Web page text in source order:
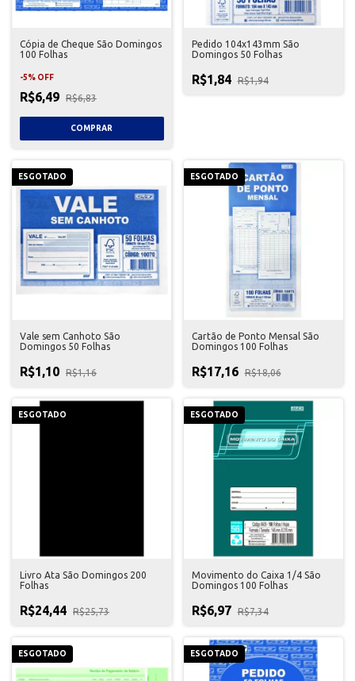
Cópia de Cheque São Domingos
100 Folhas
-5% OFF
R$6,49 R$6,83
Pedido 104x143mm São
Domingos 50 Folhas
R$1,84 R$1,94
ESGOTADO
Vale sem Canhoto São
Domingos 50 Folhas
R$1,10 R$1,16
ESGOTADO
Cartão de Ponto Mensal São
Domingos 100 Folhas
R$17,16 R$18,06
ESGOTADO
Livro Ata São Domingos 200
Folhas
R$24,44 R$25,73
ESGOTADO
Movimento do Caixa 1/4 São
Domingos 100 Folhas
R$6,97 R$7,34
ESGOTADO ESGOTADO